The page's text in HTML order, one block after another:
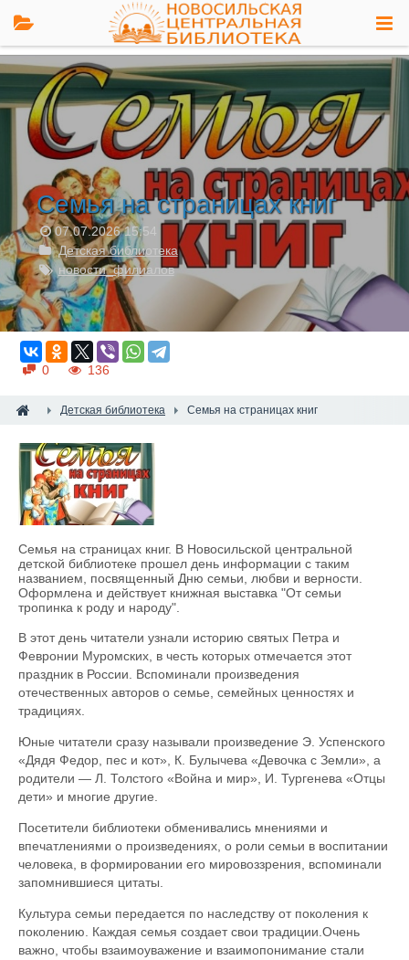
Семья на страницах книг
07.07.2026 15:54
Детская библиотека
новости_филиалов
0 136
Детская библиотека Семья на страницах книг
Семья на страницах книг. В Новосильской центральной
детской библиотеке прошел день информации с таким
названием, посвященный Дню семьи, любви и верности.
Оформлена и действует книжная выставка "От семьи
тропинка к роду и народу".
В этот день читатели узнали историю святых Петра и
Февронии Муромских, в честь которых отмечается этот
праздник в России. Вспоминали произведения
отечественных авторов о семье, семейных ценностях и
традициях.
Юные читатели сразу называли произведение Э. Успенского
«Дядя Федор, пес и кот», К. Булычева «Девочка с Земли», а
родители — Л. Толстого «Война и мир», И. Тургенева «Отцы
дети» и многие другие.
Посетители библиотеки обменивались мнениями и
впечатлениями о произведениях, о роли семьи в воспитании
человека, в формировании его мировоззрения, вспоминали
запомнившиеся цитаты.
Культура семьи передается по наследству от поколения к
поколению. Каждая семья создает свои традиции.Очень
важно, чтобы взаимоуважение и взаимопонимание стали